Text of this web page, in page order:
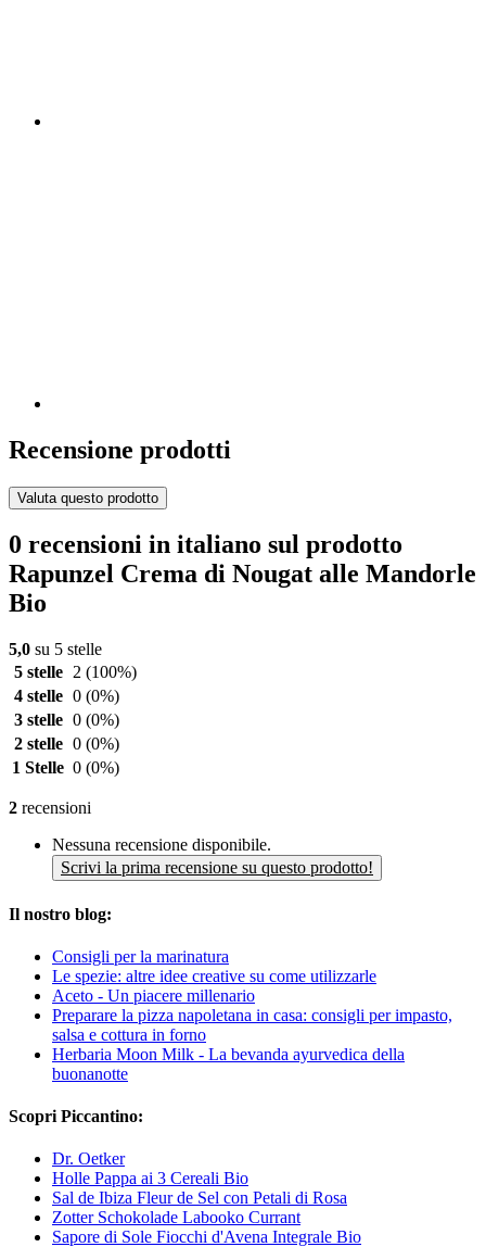
Recensione prodotti
Valuta questo prodotto
0 recensioni in italiano sul prodotto
Rapunzel Crema di Nougat alle Mandorle
Bio
5,0 su 5 stelle
5 stelle
2 (100%)
4 stelle 0 (0%)
3 stelle 0 (0%)
2 stelle 0 (0%)
1 Stelle 0 (0%)
2 recensioni
Nessuna recensione disponibile.
Scrivi la prima recensione su questo prodotto!
Il nostro blog:
Consigli per la marinatura
Le spezie: altre idee creative su come utilizzarle
Aceto - Un piacere millenario
Preparare la pizza napoletana in casa: consigli per impasto,
salsa e cottura in forno
Herbaria Moon Milk - La bevanda ayurvedica della
buonanotte
Scopri Piccantino:
Dr. Oetker
Holle Pappa ai 3 Cereali Bio
Sal de Ibiza Fleur de Sel con Petali di Rosa
Zotter Schokolade Labooko Currant
Sapore di Sole Fiocchi d'Avena Integrale Bio